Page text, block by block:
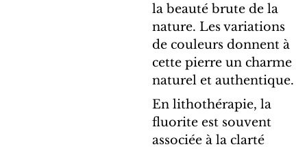
la beauté brute de la
nature. Les variations
de couleurs donnent à
cette pierre un charme
naturel et authentique.
En lithothérapie, la
fluorite est souvent
associée à la clarté